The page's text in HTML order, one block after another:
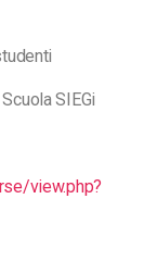
SIEGi
view.php?